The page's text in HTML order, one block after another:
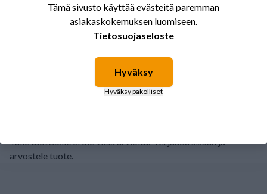
Tälle tuotteelle ei ole vielä arvioita. Kirjaudu sisään ja
arvostele tuote.
Tämä sivusto käyttää evästeitä paremman
asiakaskokemuksen luomiseen.
Tietosuojaseloste
Hyväksy
Hyväksy pakolliset